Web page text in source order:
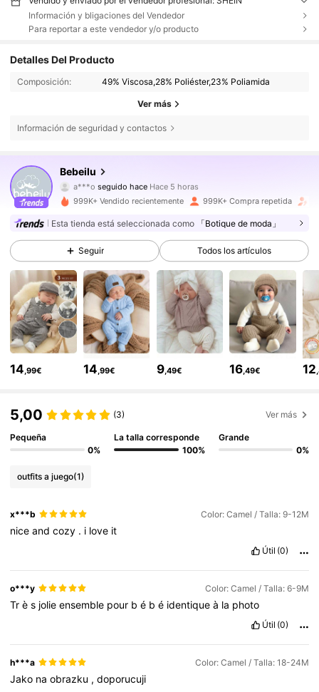
Información y bligaciones del Vendedor
Para reportar a este vendedor y/o producto
Detalles Del Producto
Composición: 49% Viscosa,28% Poliéster,23% Poliamida
Ver más
Información de seguridad y contactos
Bebeilu
a***oseguido hace
4***1está navegando
4,88
504K Seguidores
4,88 504K Seguidores
4,88 504K Seguidores
4,88 504K Seguidores
504K Seguidores
4,88 504K Seguidores
4,88
999K+ Vendido recientemente 999K+ Compra repetida
Esta tienda está seleccionada como 「Botique de moda」
Seguir Todos los artículos
14,99€ 14,99€ 9,49€ 16,49€ 12
5,00 (3) Ver más
Pequeña
0%
La talla corresponde
100%
Grande
0%
outfits a juego(1)
x***b Color: Camel / Talla: 9-12M
niceandcozy . i love it
Útil (0)
o***y Color: Camel / Talla: 6-9M
Très jolieensemble pour bé bé identiqueà la photo
Útil (0)
h***a Color: Camel / Talla: 18-24M
Jako naobrazku ,doporucuji